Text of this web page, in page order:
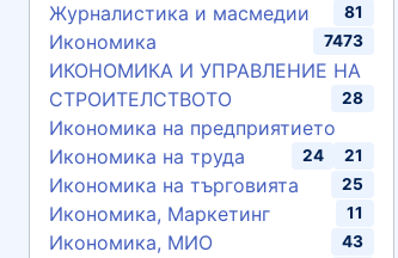
Журналистика и масмедии 81
Икономика 7473
ИКОНОМИКА И УПРАВЛЕНИЕ НА
СТРОИТЕЛСТВОТО
28
Икономика на предприятието
21
Икономика на труда 24
Икономика на търговията 25
Икономика, Маркетинг 11
Икономика, МИО 43